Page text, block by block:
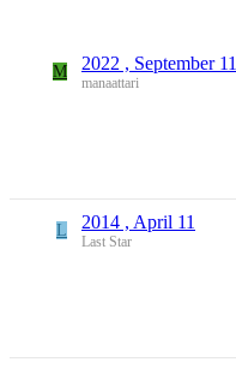
2022 , September 11
manaattari
M
2014 , April 11
Last Star
L